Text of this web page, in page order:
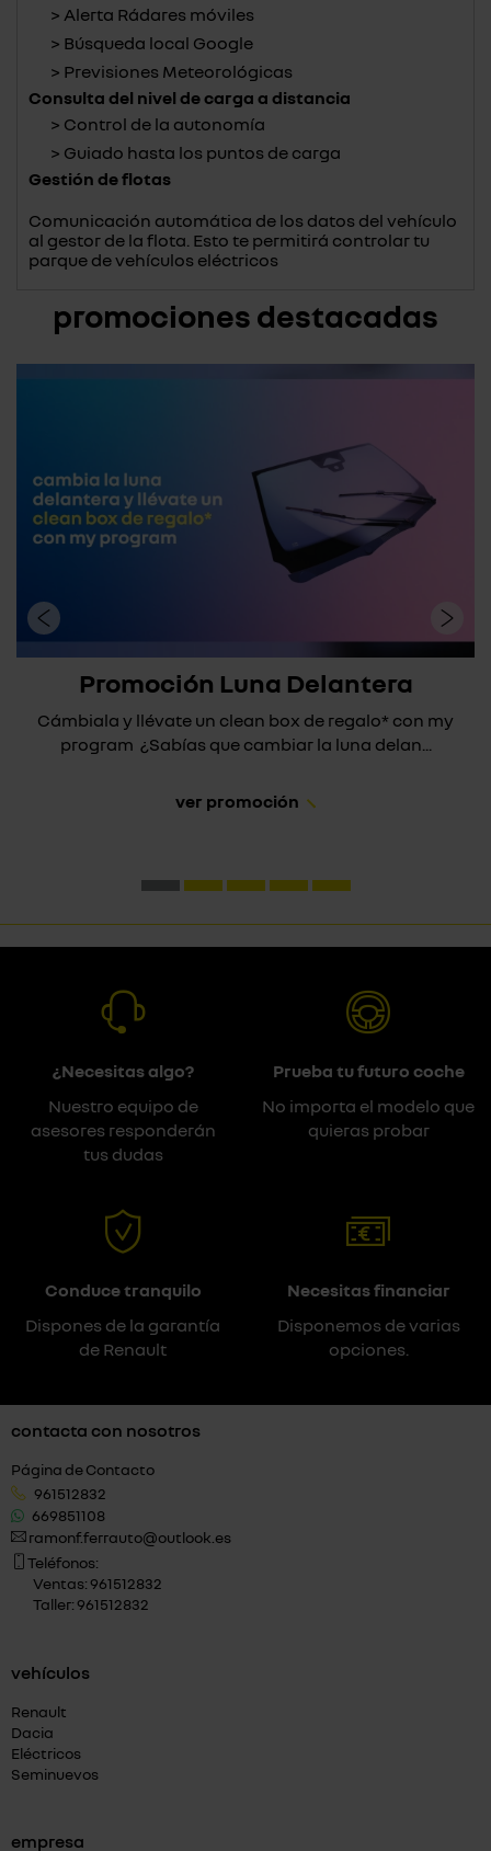
Alerta Rádares móviles
Búsqueda local Google
Previsiones Meteorológicas
Consulta del nivel de carga a distancia
Control de la autonomía
Guiado hasta los puntos de carga
Gestión de flotas
Comunicación automática de los datos del vehículo
al gestor de la flota. Esto te permitirá controlar tu
parque de vehículos eléctricos
promociones destacadas
Promoción Luna Delantera
Cámbiala y llévate un clean box de regalo* con my
program ¿Sabías que cambiar la luna delan...
ver promoción
¿Necesitas algo?
Nuestro equipo de
asesores responderán
tus dudas
Prueba tu futuro coche
No importa el modelo que
quieras probar
Conduce tranquilo
Dispones de la garantía
de Renault
Necesitas financiar
Disponemos de varias
opciones.
contacta con nosotros
Página de Contacto
961512832
669851108
ramonf.ferrauto@outlook.es
Teléfonos:
Ventas: 961512832
Taller: 961512832
vehículos
Renault
Dacia
Eléctricos
Seminuevos
empresa